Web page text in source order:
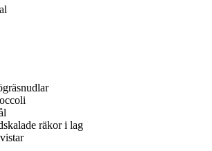
räkor i lag